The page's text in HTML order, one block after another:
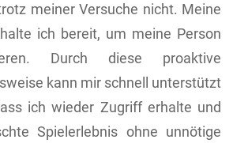
meiner Versuche nicht. Meine
ich bereit, um meine Person
Durch diese proaktive
kann mir schnell unterstützt
ich wieder Zugriff erhalte und
Spielerlebnis ohne unnötige